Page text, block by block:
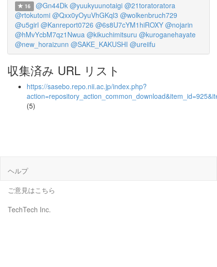
16 @Gn44Dk @yuukyuunotaigi @21toratoratora
@rtokutomi @Qxx0yOyuVhGKql3 @wolkenbruch729
@u5girl @Kanreport0726 @6s8U7cYM1hiROXY @nojarin
@hMvYcbM7qz1Nwua @kikuchimitsuru @kuroganehayate
@new_horaizunn @SAKE_KAKUSHI @ureiifu
収集済み URL リスト
https://sasebo.repo.nii.ac.jp/index.php?
(5)
ヘルプ
ご意見はこちら
TechTech Inc.